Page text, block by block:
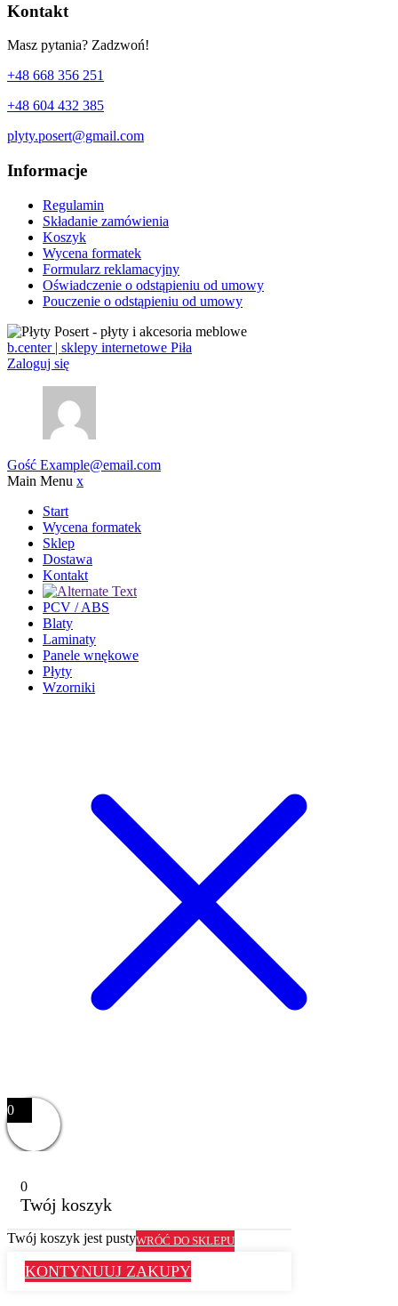
Kontakt
Masz pytania? Zadzwoń!
+48 668 356 251
+48 604 432 385
plyty.posert@gmail.com
Informacje
Regulamin
Składanie zamówienia
Koszyk
Wycena formatek
Formularz reklamacyjny
Oświadczenie o odstąpieniu od umowy
Pouczenie o odstąpieniu od umowy
b.center | sklepy internetowe Piła
Zaloguj się
Gość Example@email.com
Main Menu x
Start
Wycena formatek
Sklep
Dostawa
Kontakt
PCV / ABS
Blaty
Laminaty
Panele wnękowe
Płyty
Wzorniki
0
0
Twój koszyk
Twój koszyk jest pustyWRÓĆ DO SKLEPU
KONTYNUUJ ZAKUPY